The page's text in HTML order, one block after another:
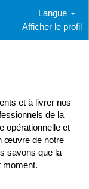
Langue
Afficher le profil
et à livrer nos
de la
opérationnelle et
œuvre de notre
savons que la
moment.